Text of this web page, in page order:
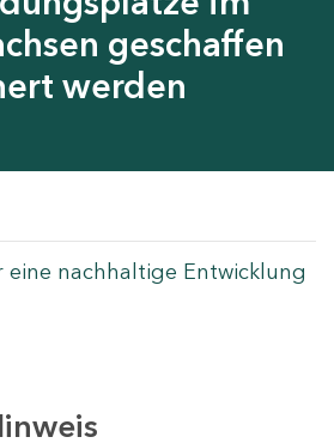
geschaffen
werden
eine nachhaltige Entwicklung